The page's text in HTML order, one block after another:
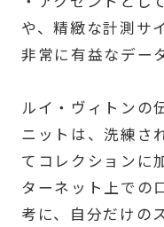
や、精緻な計測サ
非常に有益なデー
ルイ・ヴィトンの
ニットは、洗練さ
てコレクションに
ターネット上での
考に、自分だけの